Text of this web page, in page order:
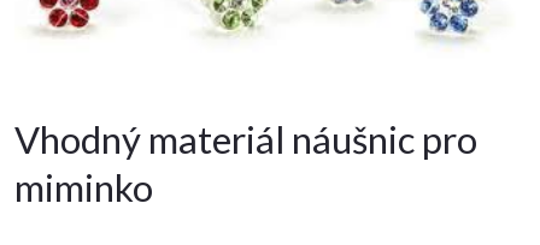
Vhodný materiál náušnic pro
miminko